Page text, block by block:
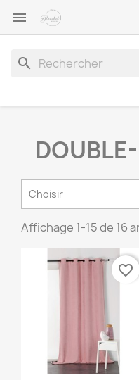

search
Choisir
Affichage 1-15 de 16
favorite_border